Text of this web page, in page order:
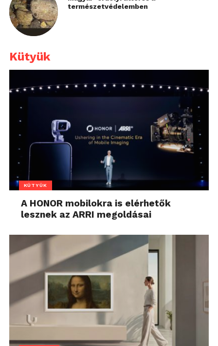
természetvédelemben
Kütyük
KÜTYÜK
A HONOR mobilokra is elérhetők
lesznek az ARRI megoldásai